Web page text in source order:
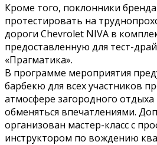
Кроме того, поклонники бренда
протестировать на
дороги Chevrolet NIVA в
предоставленную для тест-
«Прагматика».
В программе мероприятия
барбекю для всех участников
атмосфере загородного
обменяться впечатлениями.
организован мастер-класс с
инструктором по вождению